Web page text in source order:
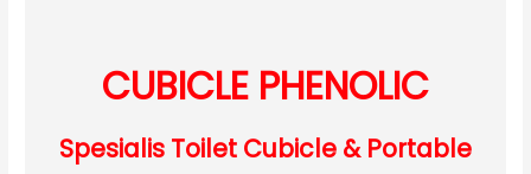
CUBICLE PHENOLIC
Spesialis Toilet Cubicle & Portable